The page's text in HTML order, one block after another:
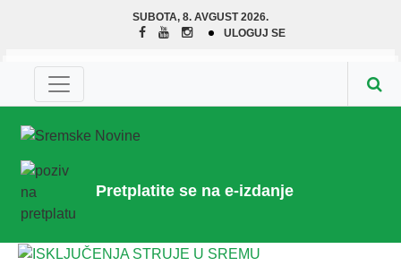
SUBOTA, 8. AVGUST 2026.
ULOGUJ SE
Pretplatite se na e-izdanje